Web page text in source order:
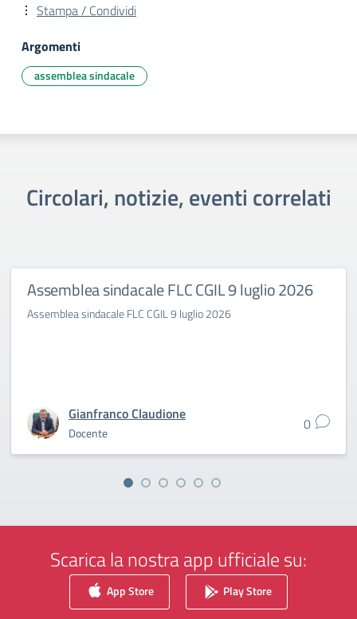
Stampa / Condividi
Argomenti
assemblea sindacale
Circolari, notizie, eventi correlati
Assemblea sindacale FLC CGIL 9 luglio 2026
Assemblea sindacale FLC CGIL 9 luglio 2026
Gianfranco Claudione
Docente 0
Scarica la nostra app ufficiale su:
App Store Play Store